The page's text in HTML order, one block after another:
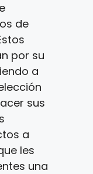
de
por su
a
sus
a
les
una